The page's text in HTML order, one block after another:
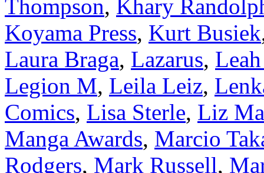
Thompson, Khary
Koyama Press, Kurt Busiek
Laura Braga, Lazarus,
Legion M, Leila Leiz,
Comics, Lisa Sterle, Liz
Manga Awards, Marcio
Rodgers, Mark Russell,